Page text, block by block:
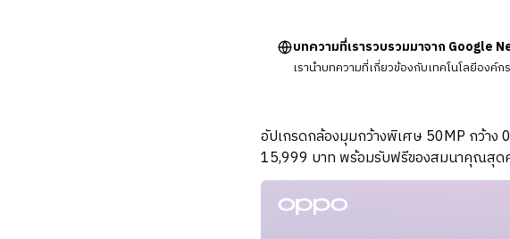
บทความที่เรารวบรวมมาจาก Google
เรานำบทความที่เกี่ยวข้องกับเทคโนโลยีองค์
อัปเกรดกล้องมุมกว้างพิเศษ 50MP กว้าง
15,999 บาท พร้อมรับฟรีของสมนาคุณสุด